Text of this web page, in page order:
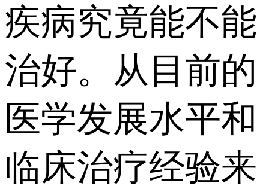
疾病究竟能不能
治好。从目前的
医学发展水平和
临床治疗经验来